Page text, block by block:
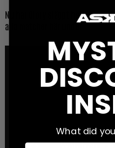
Nu har Glory släppt hela
alla matcher här under
What did